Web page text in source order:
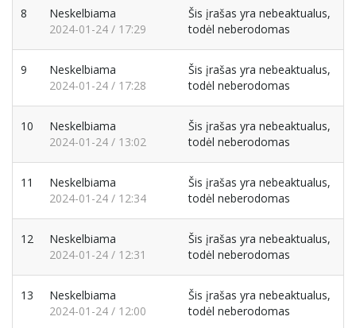
8
Neskelbiama
2024-01-24 / 17:29
Šis įrašas yra nebeaktualus,
todėl neberodomas
9
Neskelbiama
2024-01-24 / 17:28
Šis įrašas yra nebeaktualus,
todėl neberodomas
10
Neskelbiama
2024-01-24 / 13:02
Šis įrašas yra nebeaktualus,
todėl neberodomas
11
Neskelbiama
2024-01-24 / 12:34
Šis įrašas yra nebeaktualus,
todėl neberodomas
12
Neskelbiama
2024-01-24 / 12:31
Šis įrašas yra nebeaktualus,
todėl neberodomas
13
Neskelbiama
2024-01-24 / 12:00
Šis įrašas yra nebeaktualus,
todėl neberodomas